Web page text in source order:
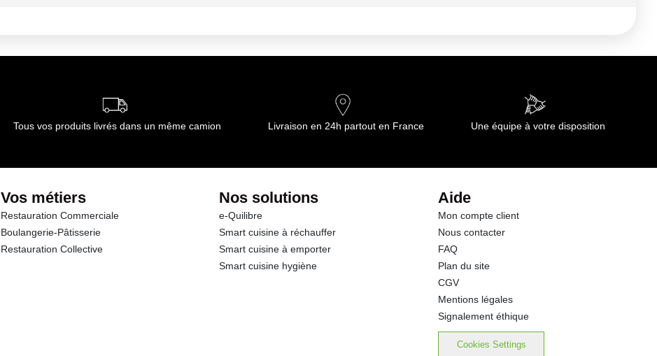
188 kj
0.04 g
Tous vos produits livrés dans un même camion Livraison en 24h partout en France Une équipe à votre disposition
Vos métiers
Restauration Commerciale
Boulangerie-Pâtisserie
Restauration Collective
Nos solutions
e-Quilibre
Smart cuisine à réchauffer
Smart cuisine à emporter
Smart cuisine hygiène
Aide
Mon compte client
Nous contacter
FAQ
Plan du site
CGV
Mentions légales
Signalement éthique
Cookies Settings